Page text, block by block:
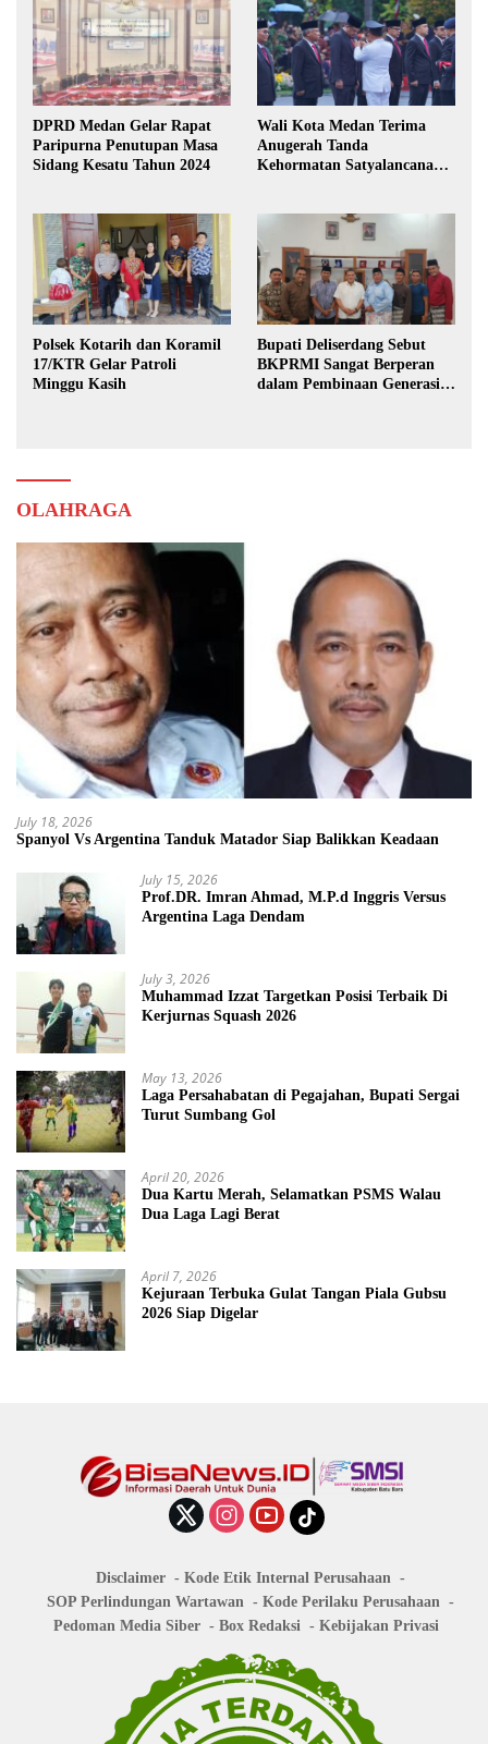
DPRD Medan Gelar Rapat
Paripurna Penutupan Masa
Sidang Kesatu Tahun 2024
Wali Kota Medan Terima
Anugerah Tanda
Kehormatan Satyalancana
Polsek Kotarih dan Koramil
17/KTR Gelar Patroli
Minggu Kasih
Bupati Deliserdang Sebut
BKPRMI Sangat Berperan
dalam Pembinaan Generasi
OLAHRAGA
July 18, 2026
Spanyol Vs Argentina Tanduk Matador Siap Balikkan Keadaan
July 15, 2026
Prof.DR. Imran Ahmad, M.P.d Inggris Versus
Argentina Laga Dendam
July 3, 2026
Muhammad Izzat Targetkan Posisi Terbaik Di
Kerjurnas Squash 2026
May 13, 2026
Laga Persahabatan di Pegajahan, Bupati Sergai
Turut Sumbang Gol
April 20, 2026
Dua Kartu Merah, Selamatkan PSMS Walau
Dua Laga Lagi Berat
April 7, 2026
Kejuraan Terbuka Gulat Tangan Piala Gubsu
2026 Siap Digelar
Disclaimer
Kode Etik Internal Perusahaan
SOP Perlindungan Wartawan
Kode Perilaku Perusahaan
Pedoman Media Siber
Box Redaksi Kebijakan Privasi